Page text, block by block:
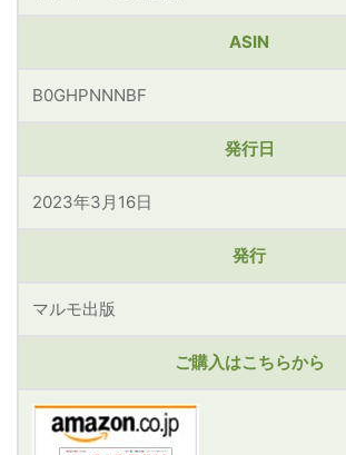
ASIN
B0GHPNNNBF
発行日
2023年3月16日
発行
マルモ出版
ご購入はこちらから